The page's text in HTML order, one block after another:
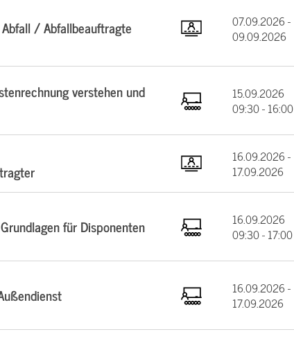
/ Abfallbeauftragte
07.09.2026 -
09.09.2026
verstehen und
15.09.2026
09:30 - 16:00
16.09.2026 -
17.09.2026
für Disponenten
16.09.2026
09:30 - 17:00
16.09.2026 -
17.09.2026